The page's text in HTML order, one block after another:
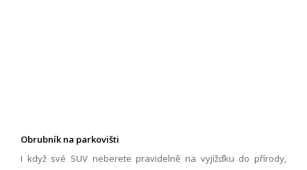
Obrubník na parkovišti
I když své SUV neberete pravidelně na vyjížďku do přírody,